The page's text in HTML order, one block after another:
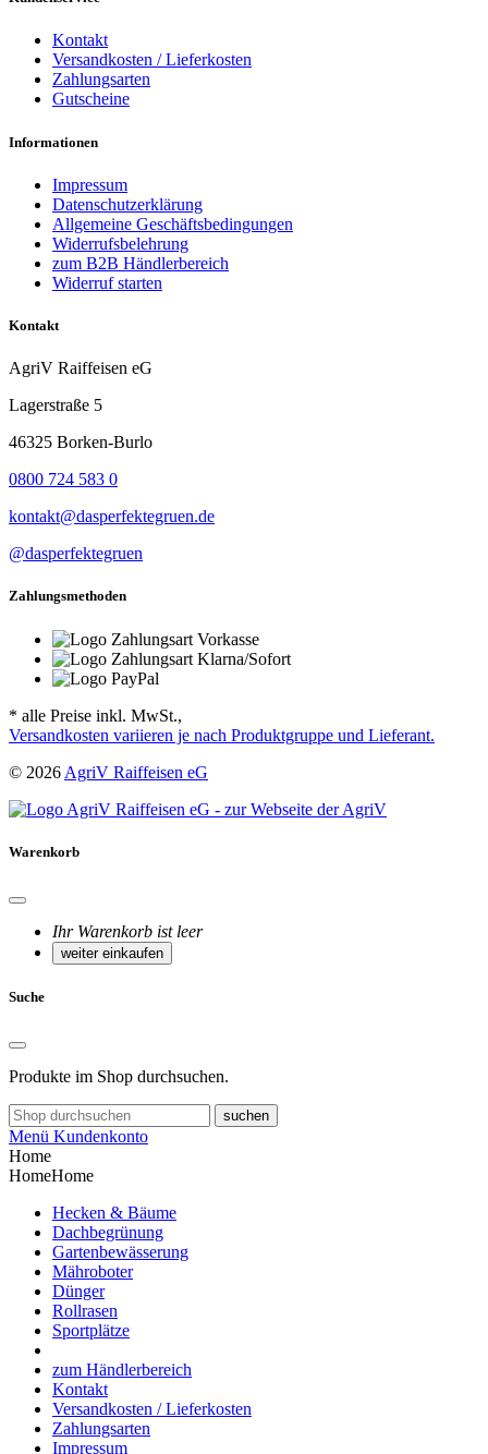
Kontakt
Versandkosten / Lieferkosten
Zahlungsarten
Gutscheine
Informationen
Impressum
Datenschutzerklärung
Allgemeine Geschäftsbedingungen
Widerrufsbelehrung
zum B2B Händlerbereich
Widerruf starten
Kontakt
AgriV Raiffeisen eG
Lagerstraße 5
46325 Borken-Burlo
0800 724 583 0
kontakt@dasperfektegruen.de
@dasperfektegruen
Zahlungsmethoden
* alle Preise inkl. MwSt.,
Versandkosten variieren je nach Produktgruppe und Lieferant.
© 2026 AgriV Raiffeisen eG
Warenkorb
Ihr Warenkorb ist leer
weiter einkaufen
Suche
Produkte im Shop durchsuchen.
suchen
Menü Kundenkonto
Home
HomeHome
Hecken & Bäume
Dachbegrünung
Gartenbewässerung
Mähroboter
Dünger
Rollrasen
Sportplätze
zum Händlerbereich
Kontakt
Versandkosten / Lieferkosten
Zahlungsarten
Impressum